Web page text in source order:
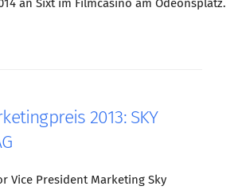
an Sixt im Filmcasino am Odeonsplatz.
2013: SKY
Vice President Marketing Sky